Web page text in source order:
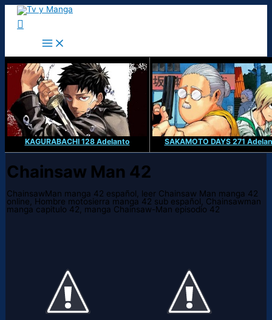
Ir
contenido
Buscar
KAGURABACHI 128 Adelanto SAKAMOTO DAYS 271
Chainsaw Man 42
ChainsawMan manga 42 español, leer Chainsaw Man manga 42
online, Hombre motosierra manga 42 sub español, Chainsawman
manga capitulo 42, manga Chainsaw-Man episodio 42